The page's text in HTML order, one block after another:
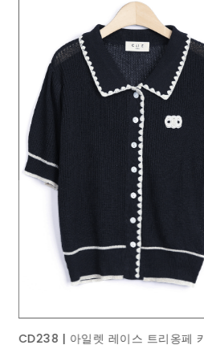
BL242 | 플레이 하트 도트 블라우스